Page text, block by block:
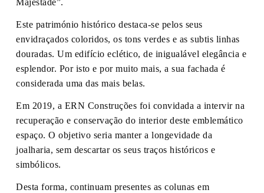
Majestade”.
Este património histórico destaca-se pelos seus
envidraçados coloridos, os tons verdes e as subtis linhas
douradas. Um edifício eclético, de inigualável elegância e
esplendor. Por isto e por muito mais, a sua fachada é
considerada uma das mais belas.
Em 2019, a ERN Construções foi convidada a intervir na
recuperação e conservação do interior deste emblemático
espaço. O objetivo seria manter a longevidade da
joalharia, sem descartar os seus traços históricos e
simbólicos.
Desta forma, continuam presentes as colunas em